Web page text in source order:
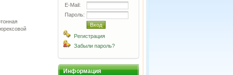
E-Mail:
Пароль:
Регистрация
Забыли пароль?
Информация